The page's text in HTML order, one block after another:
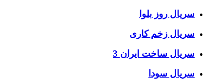
سریال روز بلوا
سریال زخم کاری
سریال ساخت ایران 3
سریال سودا